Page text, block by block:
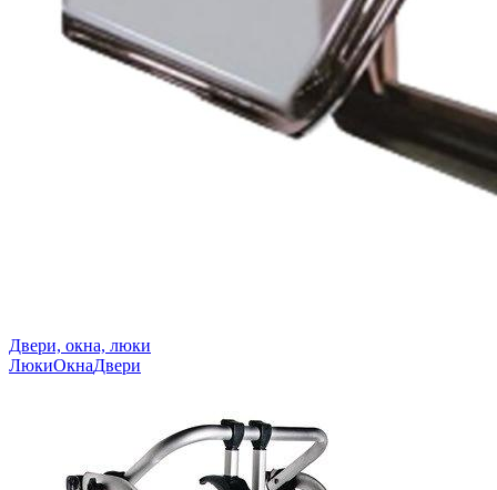
Двери, окна, люки
ЛюкиОкнаДвери